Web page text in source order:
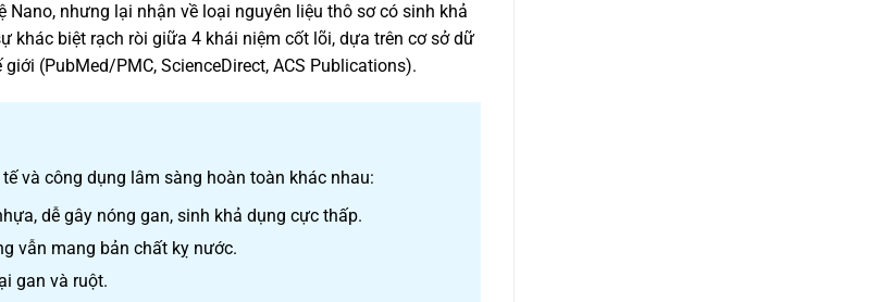
nhưng lại nhận về loại nguyên liệu thô sơ có sinh khả
khác biệt rạch ròi giữa 4 khái niệm cốt lõi, dựa trên cơ sở dữ
(PubMed/PMC, ScienceDirect, ACS Publications).
và công dụng lâm sàng hoàn toàn khác nhau:
dễ gây nóng gan, sinh khả dụng cực thấp.
vẫn mang bản chất kỵ nước.
gan và ruột.